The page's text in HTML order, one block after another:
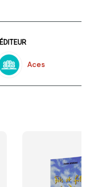
ÉDITEUR
Aces